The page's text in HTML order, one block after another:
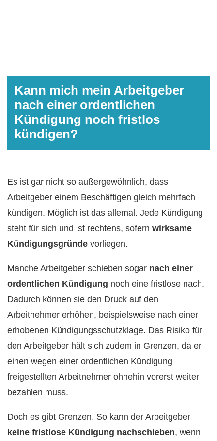
Kann mich mein Arbeitgeber
nach einer ordentlichen
Kündigung noch fristlos
kündigen?
Es ist gar nicht so außergewöhnlich, dass
Arbeitgeber einem Beschäftigen gleich mehrfach
kündigen. Möglich ist das allemal. Jede Kündigung
steht für sich und ist rechtens, sofern wirksame
Kündigungsgründe vorliegen.
Manche Arbeitgeber schieben sogar nach einer
ordentlichen Kündigung noch eine fristlose nach.
Dadurch können sie den Druck auf den
Arbeitnehmer erhöhen, beispielsweise nach einer
erhobenen Kündigungsschutzklage. Das Risiko für
den Arbeitgeber hält sich zudem in Grenzen, da er
einen wegen einer ordentlichen Kündigung
freigestellten Arbeitnehmer ohnehin vorerst weiter
bezahlen muss.
Doch es gibt Grenzen. So kann der Arbeitgeber
keine fristlose Kündigung nachschieben, wenn